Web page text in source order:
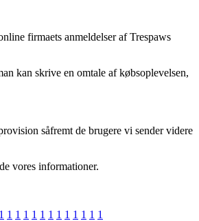
firmaets anmeldelser af Trespaws
kan skrive en omtale af købsoplevelsen,
såfremt de brugere vi sender videre
vores informationer.
1 1 1 1 1 1 1 1 1 1 1 1 1